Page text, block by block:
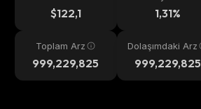
$122,1 1,31%
Toplam Arz
999,229,825
Dolaşımdaki Arz
999,229,825